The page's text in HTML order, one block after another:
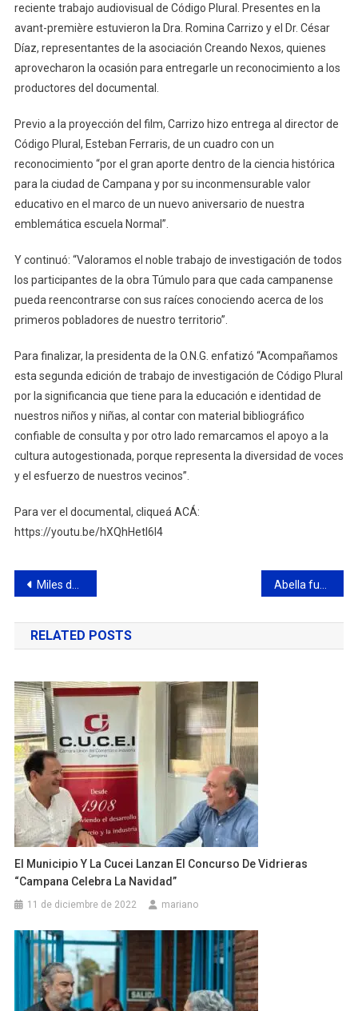
reciente trabajo audiovisual de Código Plural. Presentes en la
avant-première estuvieron la Dra. Romina Carrizo y el Dr. César
Díaz, representantes de la asociación Creando Nexos, quienes
aprovecharon la ocasión para entregarle un reconocimiento a los
productores del documental.
Previo a la proyección del film, Carrizo hizo entrega al director de
Código Plural, Esteban Ferraris, de un cuadro con un
reconocimiento “por el gran aporte dentro de la ciencia histórica
para la ciudad de Campana y por su inconmensurable valor
educativo en el marco de un nuevo aniversario de nuestra
emblemática escuela Normal”.
Y continuó: “Valoramos el noble trabajo de investigación de todos
los participantes de la obra Túmulo para que cada campanense
pueda reencontrarse con sus raíces conociendo acerca de los
primeros pobladores de nuestro territorio”.
Para finalizar, la presidenta de la O.N.G. enfatizó “Acompañamos
esta segunda edición de trabajo de investigación de Código Plural
por la significancia que tiene para la educación e identidad de
nuestros niños y niñas, al contar con material bibliográfico
confiable de consulta y por otro lado remarcamos el apoyo a la
cultura autogestionada, porque representa la diversidad de voces
y el esfuerzo de nuestros vecinos”.
Para ver el documental, cliqueá ACÁ:
https://youtu.be/hXQhHetl6I4
Navegación
de
entradas
Miles de jóvenes descubrieron la oferta educativa y de empleo de la ciudad
RELATED POSTS
El Municipio Y La Cucei Lanzan El Concurso De Vidrieras
“Campana Celebra La Navidad”
11 de diciembre de 2022 mariano